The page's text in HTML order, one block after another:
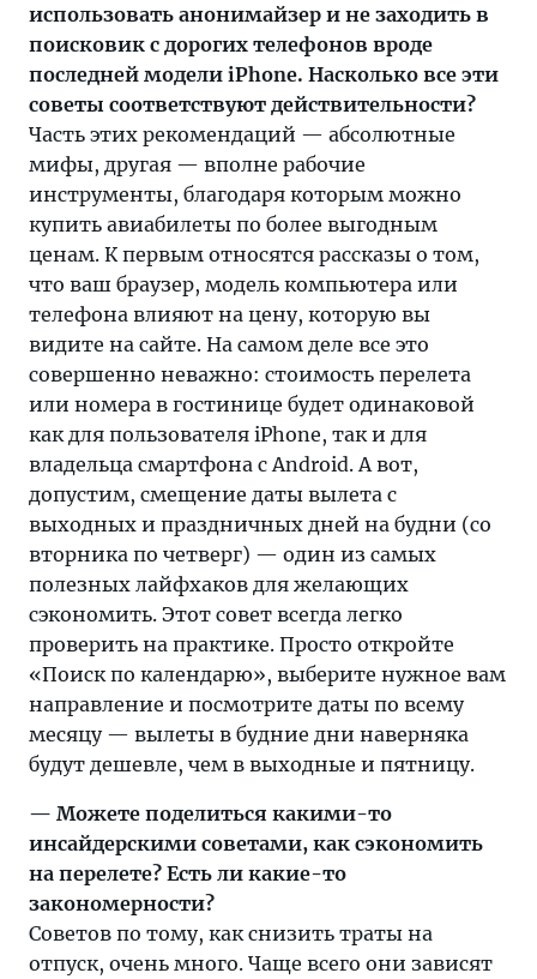
использовать анонимайзер и не заходить в
поисковик с дорогих телефонов вроде
последней модели iPhone. Насколько все эти
советы соответствуют действительности?
Часть этих рекомендаций — абсолютные
мифы, другая — вполне рабочие
инструменты, благодаря которым можно
купить авиабилеты по более выгодным
ценам. К первым относятся рассказы о том,
что ваш браузер, модель компьютера или
телефона влияют на цену, которую вы
видите на сайте. На самом деле все это
совершенно неважно: стоимость перелета
или номера в гостинице будет одинаковой
как для пользователя iPhone, так и для
владельца смартфона с Android. А вот,
допустим, смещение даты вылета с
выходных и праздничных дней на будни (со
вторника по четверг) — один из самых
полезных лайфхаков для желающих
сэкономить. Этот совет всегда легко
проверить на практике. Просто откройте
«Поиск по календарю», выберите нужное вам
направление и посмотрите даты по всему
месяцу — вылеты в будние дни наверняка
будут дешевле, чем в выходные и пятницу.
— Можете поделиться какими-то
инсайдерскими советами, как сэкономить
на перелете? Есть ли какие-то
закономерности?
Советов по тому, как снизить траты на
отпуск, очень много. Чаще всего они зависят